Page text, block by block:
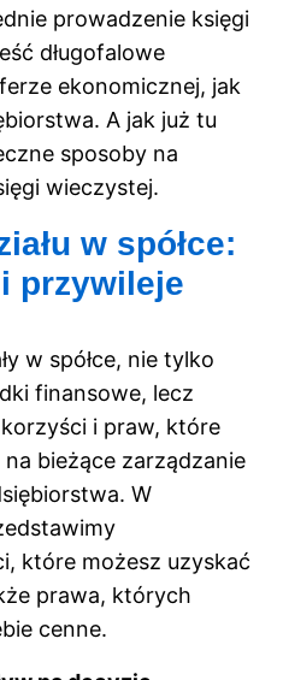
prowadzenie księgi
długofalowe
ekonomicznej, jak
A jak już tu
sposoby na
wieczystej.
w spółce:
przywileje
w spółce, nie tylko
finansowe, lecz
i praw, które
bieżące zarządzanie
W
które możesz uzyskać
prawa, których
cenne.